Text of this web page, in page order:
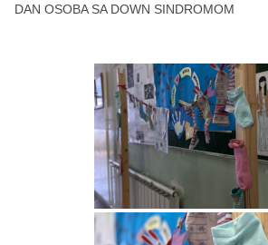
DAN OSOBA SA DOWN SINDROMOM